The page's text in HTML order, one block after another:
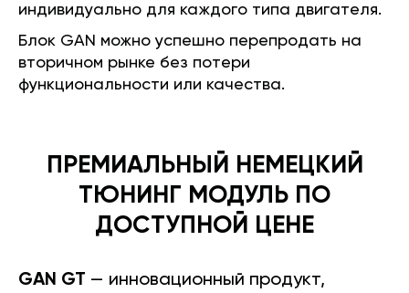
индивидуально для каждого типа двигателя.
Блок GAN можно успешно перепродать на
вторичном рынке без потери
функциональности или качества.
ПРЕМИАЛЬНЫЙ НЕМЕЦКИЙ
ТЮНИНГ МОДУЛЬ ПО
ДОСТУПНОЙ ЦЕНЕ
GAN GT — инновационный продукт,